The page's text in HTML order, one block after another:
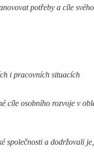
potřeby a cíle
i pracovních situacích
cíle osobního rozvoje v
společnosti a dodržovali